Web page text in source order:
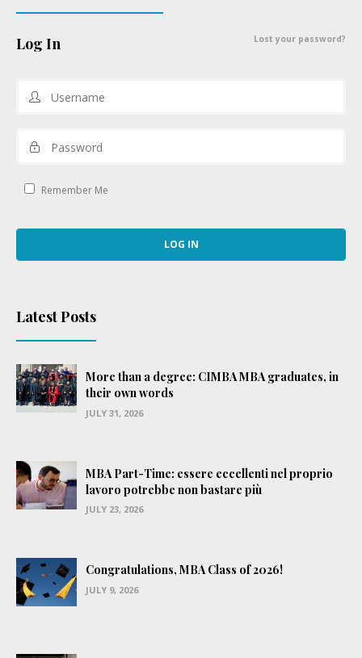
Log In
Remember Me
Lost your password?
Latest Posts
More than a degree: CIMBA MBA graduates, in
their own words
JULY 31, 2026
MBA Part-Time: essere eccellenti nel proprio
lavoro potrebbe non bastare più
JULY 23, 2026
Congratulations, MBA Class of 2026!
JULY 9, 2026